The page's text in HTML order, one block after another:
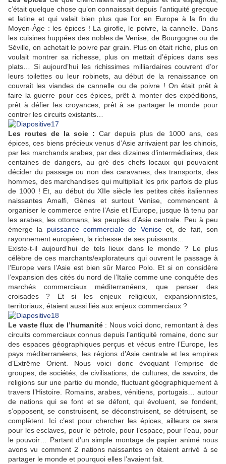
c’était quelque chose qu’on connaissait depuis l’antiquité grecque
et latine et qui valait bien plus que l’or en Europe à la fin du
Moyen-Âge : les épices ! La girofle, le poivre, la cannelle. Dans
les cuisines huppées des nobles de Venise, de Bourgogne ou de
Séville, on achetait le poivre par grain. Plus on était riche, plus on
voulait montrer sa richesse, plus on mettait d’épices dans ses
plats… Si aujourd’hui les richissimes milliardaires couvrent d’or
leurs toilettes ou leur robinets, au début de la renaissance on
couvrait les viandes de cannelle ou de poivre ! On était prêt à
faire la guerre pour ces épices, prêt à monter des expéditions,
prêt à défier les croyances, prêt à se partager le monde pour
contrer les circuits existants…
Les routes de la soie : Car depuis plus de 1000 ans, ces
épices, ces biens précieux venus d’Asie arrivaient par les chinois,
par les marchands arabes, par des dizaines d’intermédiaires, des
centaines de dangers, au gré des chefs locaux qui pouvaient
décider du passage ou non des caravanes, des transports, des
hommes, des marchandises qui multipliait les prix parfois de plus
de 1000 ! Et, au début du XIIe siècle les petites cités italiennes
naissantes Amalfi, Gènes et surtout Venise, commencent à
organiser le commerce entre l’Asie et l’Europe, jusque là tenu par
les arabes, les ottomans, les peuples d’Asie centrale. Peu à peu
émerge la puissance commerciale de Veniseet, de fait, son
rayonnement européen, la richesse de ses puissants…
Existe-t-il aujourd’hui de tels lieux dans le monde ? Le plus
célèbre de ces marchants/explorateurs qui ouvrent le passage à
l’Europe vers l’Asie est bien sûr Marco Polo. Et si on considère
l’expansion des cités du nord de l’Italie comme une conquête des
marchés commerciaux méditerranéens, que penser des
croisades ? Et si les enjeux religieux, expansionnistes,
territoriaux, étaient aussi liés aux enjeux commerciaux ?
Le vaste flux de l’humanité: Nous voici donc, remontant à des
circuits commerciaux connus depuis l’antiquité romaine, donc sur
des espaces géographiques perçus et vécus entre l’Europe, les
pays méditerranéens, les régions d’Asie centrale et les empires
d’Extrême Orient. Nous voici donc évoquant l’emprise de
groupes, de sociétés, de civilisations, de cultures, de savoirs, de
religions sur une partie du monde, fluctuant géographiquement à
travers l’Histoire. Romains, arabes, vénitiens, portugais… autour
de nations qui se font et se défont, qui évoluent, se fondent,
s’opposent, se construisent, se déconstruisent, se détruisent, se
complètent. Ici c’est pour chercher les épices, ailleurs ce sera
pour les esclaves, pour le pétrole, pour l’espace, pour l’eau, pour
le pouvoir… Partant d’un simple montage de papier animé nous
avons vu comment 2 nations naissantes en étaient arrivé à se
partager le monde et pourquoi elles l’avaient fait.